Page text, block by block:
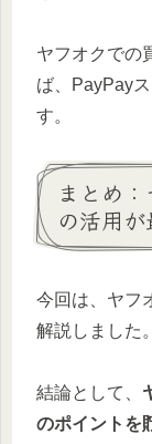
ヤフオクでの
ば、PayPay
す。
まとめ
の活用が
今回は、ヤフ
解説しました。
結論として、
のポイントを